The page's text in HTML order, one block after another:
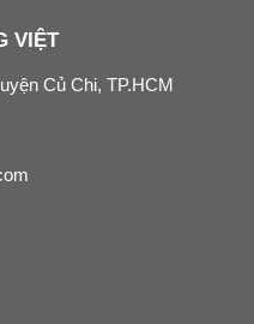
VIỆT
Củ Chi, TP.HCM